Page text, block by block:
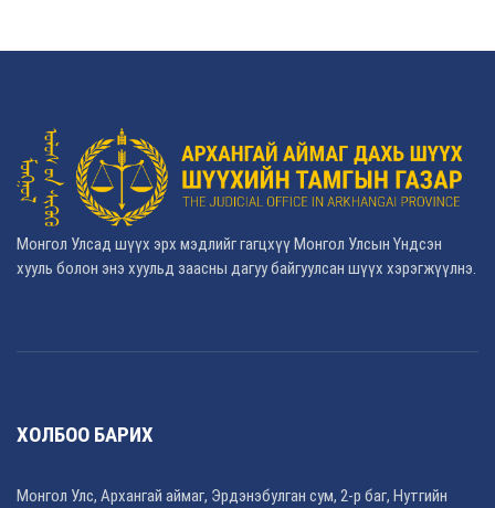
Монгол Улсад шүүх эрх мэдлийг гагцхүү Монгол Улсын Үндсэн
хууль болон энэ хуульд заасны дагуу байгуулсан шүүх хэрэгжүүлнэ.
ХОЛБОО БАРИХ
Монгол Улс, Архангай аймаг, Эрдэнэбулган сум, 2-р баг, Нутгийн